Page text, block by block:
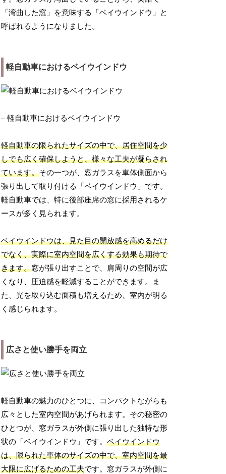
「湾曲した窓」を意味する「ベイウインドウ」と
呼ばれるようになりました。
軽自動車におけるベイウインドウ
– 軽自動車におけるベイウインドウ
軽自動車の限られたサイズの中で、居住空間を少
しでも広く確保しようと、様々な工夫が凝らされ
ています。その一つが、窓ガラスを車体側面から
張り出して取り付ける「ベイウインドウ」です。
軽自動車では、特に後部座席の窓に採用されるケ
ースが多く見られます。
ベイウインドウは、見た目の開放感を高めるだけ
でなく、実際に室内空間を広くする効果も期待で
きます。窓が張り出すことで、肩周りの空間が広
くなり、圧迫感を軽減することができます。ま
た、光を取り込む面積も増えるため、室内が明る
く感じられます。
広さと使い勝手を両立
軽自動車の魅力のひとつに、コンパクトながらも
広々とした室内空間があげられます。その秘密の
ひとつが、窓ガラスが外側に張り出した独特な形
状の「ベイウインドウ」です。ベイウインドウ
は、限られた車体のサイズの中で、室内空間を最
大限に広げるための工夫です。窓ガラスが外側に